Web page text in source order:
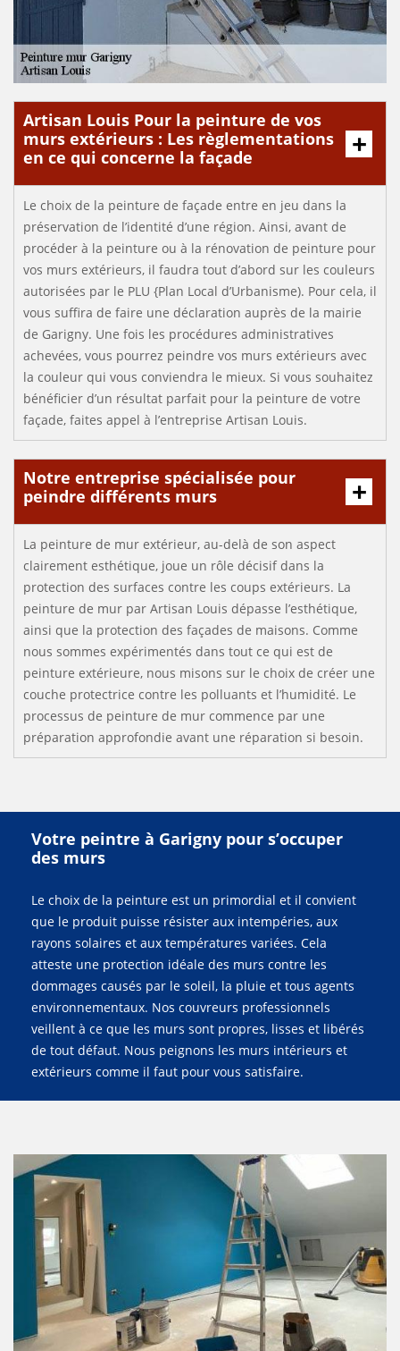
Artisan Louis Pour la peinture de vos
murs extérieurs : Les règlementations
en ce qui concerne la façade
Le choix de la peinture de façade entre en jeu dans la
préservation de l’identité d’une région. Ainsi, avant de
procéder à la peinture ou à la rénovation de peinture pour
vos murs extérieurs, il faudra tout d’abord sur les couleurs
autorisées par le PLU {Plan Local d’Urbanisme). Pour cela, il
vous suffira de faire une déclaration auprès de la mairie
de Garigny. Une fois les procédures administratives
achevées, vous pourrez peindre vos murs extérieurs avec
la couleur qui vous conviendra le mieux. Si vous souhaitez
bénéficier d’un résultat parfait pour la peinture de votre
façade, faites appel à l’entreprise Artisan Louis.
Notre entreprise spécialisée pour
peindre différents murs
La peinture de mur extérieur, au-delà de son aspect
clairement esthétique, joue un rôle décisif dans la
protection des surfaces contre les coups extérieurs. La
peinture de mur par Artisan Louis dépasse l’esthétique,
ainsi que la protection des façades de maisons. Comme
nous sommes expérimentés dans tout ce qui est de
peinture extérieure, nous misons sur le choix de créer une
couche protectrice contre les polluants et l’humidité. Le
processus de peinture de mur commence par une
préparation approfondie avant une réparation si besoin.
Votre peintre à Garigny pour s’occuper
des murs
Le choix de la peinture est un primordial et il convient
que le produit puisse résister aux intempéries, aux
rayons solaires et aux températures variées. Cela
atteste une protection idéale des murs contre les
dommages causés par le soleil, la pluie et tous agents
environnementaux. Nos couvreurs professionnels
veillent à ce que les murs sont propres, lisses et libérés
de tout défaut. Nous peignons les murs intérieurs et
extérieurs comme il faut pour vous satisfaire.